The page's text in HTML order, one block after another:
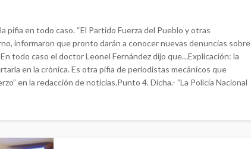
pifia en todo caso. “El Partido Fuerza del Pueblo y otras
informaron que pronto darán a conocer nuevas denuncias sobre
todo caso el doctor Leonel Fernández dijo que…Explicación: la
en la crónica. Es otra pifia de periodistas mecánicos que
en la redacción de noticias.Punto 4. Dicha.- ”La Policía Nacional